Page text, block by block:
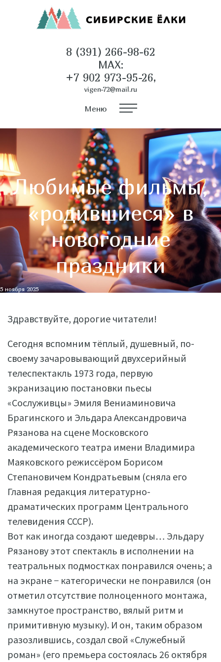
8 (391) 266-98-62
MAX:
+7 902 973-95-26,
vigen-72@mail.ru
Меню
Любимые фильмы,
«родившиеся» в
новогодние
праздники
5 ноября 2025
Здравствуйте, дорогие читатели!
Сегодня вспомним тёплый, душевный, по-
своему зачаровывающий двухсерийный
телеспектакль 1973 года, первую
экранизацию постановки пьесы
«Сослуживцы» Эмиля Вениаминовича
Брагинского и Эльдара Александровича
Рязанова на сцене Московского
академического театра имени Владимира
Маяковского режиссёром Борисом
Степановичем Кондратьевым (сняла его
Главная редакция литературно-
драматических программ Центрального
телевидения СССР).
Вот как иногда создают шедевры… Эльдару
Рязанову этот спектакль в исполнении на
театральных подмостках понравился очень; а
на экране − категорически не понравился (он
отметил отсутствие полноценного монтажа,
замкнутое пространство, вялый ритм и
примитивную музыку). И он, таким образом
разозлившись, создал свой «Служебный
роман» (его премьера состоялась 26 октября